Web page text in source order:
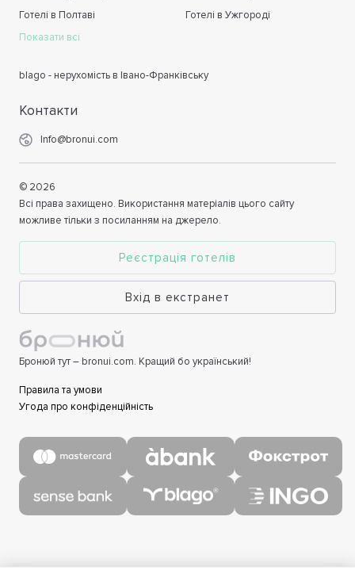
Готелі в Полтаві
Готелі в Ужгороді
Показати всі
blago - нерухомість в Івано-Франківську
Контакти
Info@bronui.com
© 2026
Всі права захищено. Використання матеріалів цього сайту
можливе тільки з посиланням на джерело.
Реєстрація готелів
Вхід в екстранет
Бронюй тут – bronui.com. Кращий бо український!
Правила та умови
Угода про конфіденційність